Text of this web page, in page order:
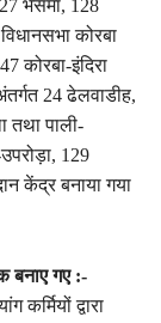
भैंसमा, 128
कोरबा
कोरबा-इंदिरा
24 ढेलवाडीह,
तथा पाली-
129
केंद्र बनाया गया
बनाए गए :-
कर्मियों द्वारा